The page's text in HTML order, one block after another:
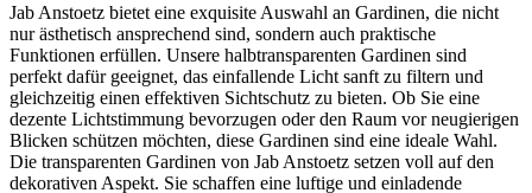
Jab Anstoetz bietet eine exquisite Auswahl an Gardinen, die nicht
nur ästhetisch ansprechend sind, sondern auch praktische
Funktionen erfüllen. Unsere halbtransparenten Gardinen sind
perfekt dafür geeignet, das einfallende Licht sanft zu filtern und
gleichzeitig einen effektiven Sichtschutz zu bieten. Ob Sie eine
dezente Lichtstimmung bevorzugen oder den Raum vor neugierigen
Blicken schützen möchten, diese Gardinen sind eine ideale Wahl.
Die transparenten Gardinen von Jab Anstoetz setzen voll auf den
dekorativen Aspekt. Sie schaffen eine luftige und einladende